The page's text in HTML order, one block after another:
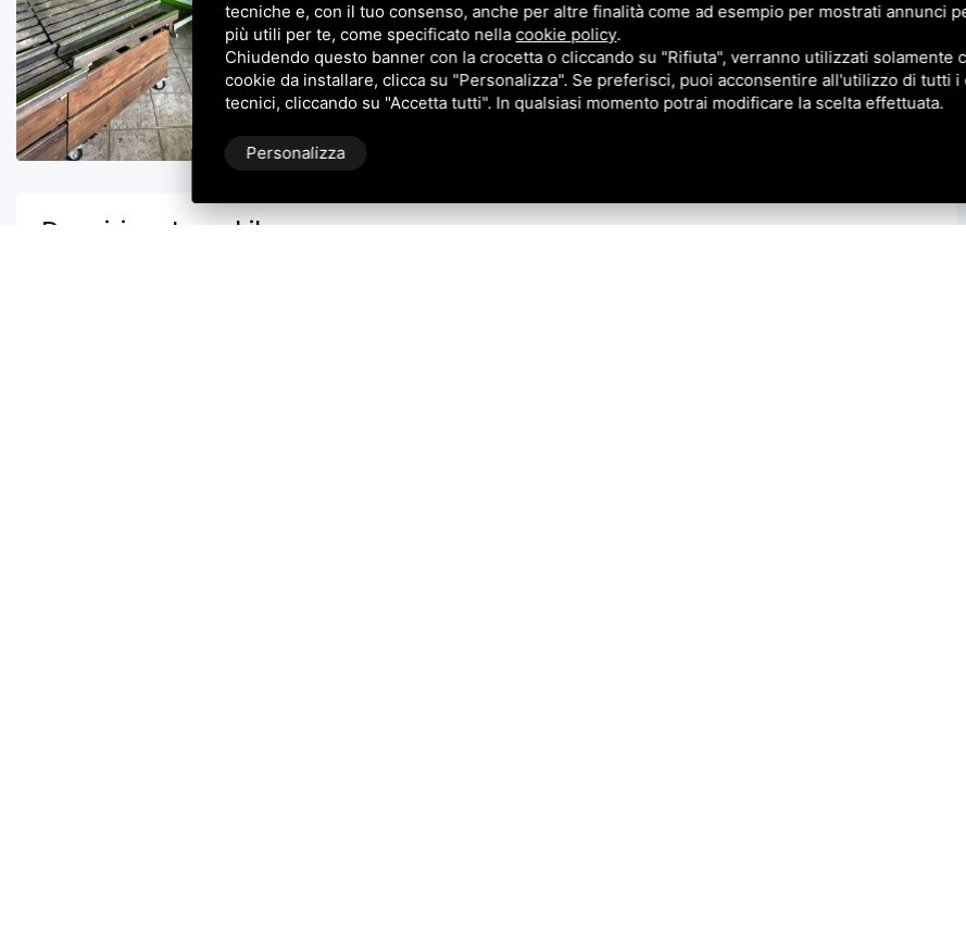
Descrizione Immobile
tecniche e, con il tuo consenso, anche per altre finalità come ad esempio per mostrati annunci
più utili per te, come specificato nella cookie policy.
Chiudendo questo banner con la crocetta o cliccando su "Rifiuta", verranno utilizzati solamente
cookie da installare, clicca su "Personalizza". Se preferisci, puoi acconsentire all'utilizzo di tutti
tecnici, cliccando su "Accetta tutti". In qualsiasi momento potrai modificare la scelta effettuata.
Personalizza